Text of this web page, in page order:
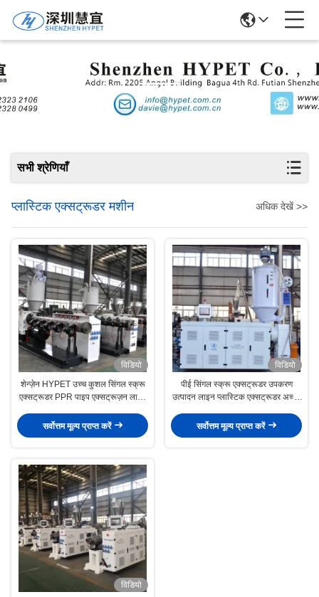
उत्पादों
सभी श्रेणियाँ
प्लास्टिक एक्सट्रूडर मशीन अधिक देखें >>
विडियो
शेन्ज़ेन HYPET उच्च कुशल सिंगल स्क्रू
एक्सट्रूडर PPR पाइप एक्सट्रूज़न लाइन
सर्वोत्तम मूल्य प्राप्त करें
विडियो
पीई सिंगल स्क्रू एक्सट्रूडर उपकरण
उत्पादन लाइन प्लास्टिक एक्सट्रूडर अच्छी
सर्वोत्तम मूल्य प्राप्त करें
विडियो